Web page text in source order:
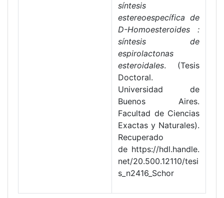
síntesis
estereoespecífica de
D-Homoesteroides :
síntesis de
espirolactonas
esteroidales. (Tesis
Doctoral.
Universidad de
Buenos Aires.
Facultad de Ciencias
Exactas y Naturales).
Recuperado
de https://hdl.handle.
net/20.500.12110/tesi
s_n2416_Schor